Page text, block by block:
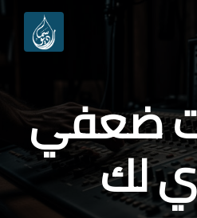
ضعفي
لك